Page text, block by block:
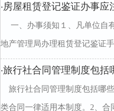
·房屋租赁登记鉴证办事应
一、办事须知１、凡单位自
地产管理局办理租赁登记鉴证
·旅行社合同管理制度包括
旅行社合同管理制度包括哪
类合同一律适用本制度。2、